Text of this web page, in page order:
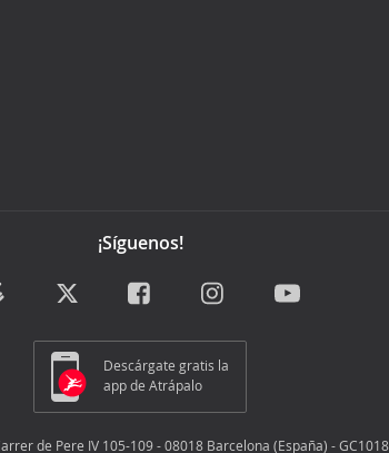
¡Síguenos!
Descárgate gratis la
app de Atrápalo
de Pere IV 105-109 - 08018 Barcelona (España) - GC1018